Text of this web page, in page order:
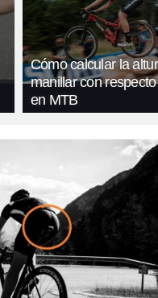
Cómo calcular la
manillar con
en MTB